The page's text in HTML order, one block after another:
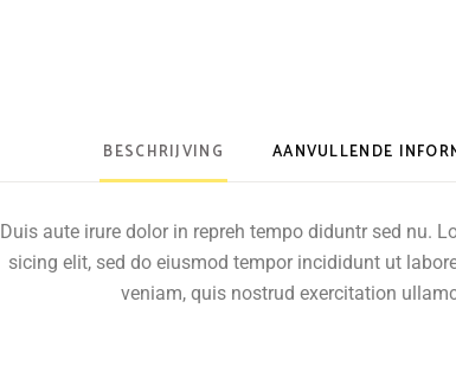
BESCHRIJVING AANVULLENDE
Duis aute irure dolor in repreh tempo diduntr sed nu.
sicing elit, sed do eiusmod tempor incididunt ut
veniam, quis nostrud exercitation